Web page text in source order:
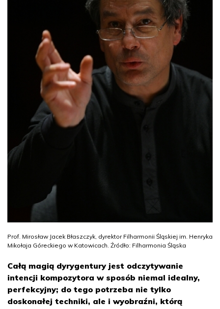
Prof. Mirosław Jacek Błaszczyk, dyrektor Filharmonii Śląskiej im. Henryka
Mikołaja Góreckiego w Katowicach. Źródło: Filharmonia Śląska
Całą magią dyrygentury jest odczytywanie
intencji kompozytora w sposób niemal idealny,
perfekcyjny; do tego potrzeba nie tylko
doskonałej techniki, ale i wyobraźni, którą